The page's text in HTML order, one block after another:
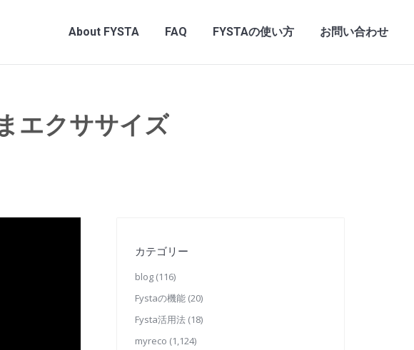
About FYSTA FAQ FYSTAの使い方 お問い合わせ
エクササイズ
カテゴリー
blog (116)
Fystaの機能 (20)
Fysta活用法 (18)
myreco (1,124)